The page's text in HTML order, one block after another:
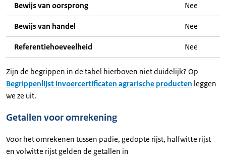
Bewijs van oorsprong Nee
Bewijs van handel Nee
Referentiehoeveelheid Nee
Zijn de begrippen in de tabel hierboven niet duidelijk? Op
Begrippenlijst invoercertificaten agrarische producten leggen
we ze uit.
Getallen voor omrekening
Voor het omrekenen tussen padie, gedopte rijst, halfwitte rijst
en volwitte rijst gelden de getallen in